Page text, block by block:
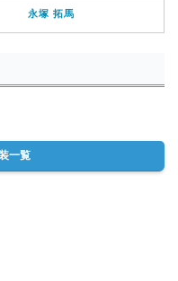
永塚 拓馬
一覧